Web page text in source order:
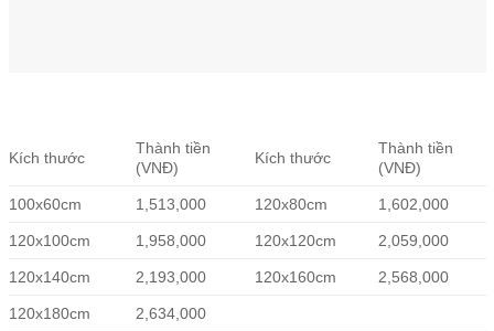
Kích thước
Thành tiền
(VNĐ)
Kích thước
Thành tiền
(VNĐ)
100x60cm 1,513,000 120x80cm 1,602,000
120x100cm 1,958,000 120x120cm 2,059,000
120x140cm 2,193,000 120x160cm 2,568,000
120x180cm 2,634,000